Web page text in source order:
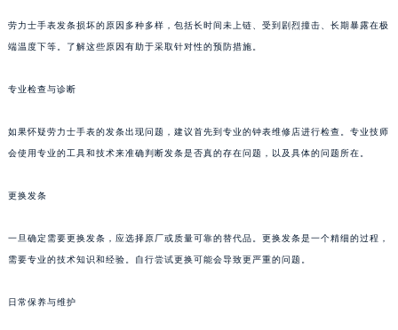
劳力士手表发条损坏的原因多种多样，包括长时间未上链、受到剧烈撞击、长期暴露在极
端温度下等。了解这些原因有助于采取针对性的预防措施。
专业检查与诊断
如果怀疑劳力士手表的发条出现问题，建议首先到专业的钟表维修店进行检查。专业技师
会使用专业的工具和技术来准确判断发条是否真的存在问题，以及具体的问题所在。
更换发条
一旦确定需要更换发条，应选择原厂或质量可靠的替代品。更换发条是一个精细的过程，
需要专业的技术知识和经验。自行尝试更换可能会导致更严重的问题。
日常保养与维护